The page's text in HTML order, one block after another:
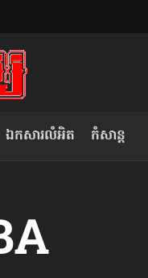
ឯកសារលំអិត កំសាន្ដ
យមិត្ត៖ «កាមតណ្ហា​